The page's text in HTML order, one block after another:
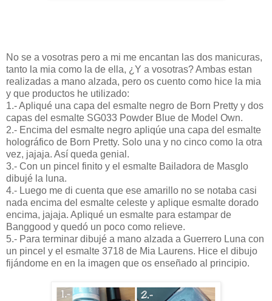
No se a vosotras pero a mi me encantan las dos manicuras,
tanto la mia como la de ella, ¿Y a vosotras? Ambas estan
realizadas a mano alzada, pero os cuento como hice la mia
y que productos he utilizado:
1.- Apliqué una capa del esmalte negro de Born Pretty y dos
capas del esmalte SG033 Powder Blue de Model Own.
2.- Encima del esmalte negro apliqúe una capa del esmalte
holográfico de Born Pretty. Solo una y no cinco como la otra
vez, jajaja. Así queda genial.
3.- Con un pincel finito y el esmalte Bailadora de Masglo
dibujé la luna.
4.- Luego me di cuenta que ese amarillo no se notaba casi
nada encima del esmalte celeste y aplique esmalte dorado
encima, jajaja. Apliqué un esmalte para estampar de
Banggood y quedó un poco como relieve.
5.- Para terminar dibujé a mano alzada a Guerrero Luna con
un pincel y el esmalte 3718 de Mia Laurens. Hice el dibujo
fijándome en en la imagen que os enseñado al principio.